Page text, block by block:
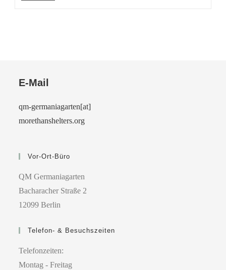
E-Mail
qm-germaniagarten[at]
morethanshelters.org
Vor-Ort-Büro
QM Germaniagarten
Bacharacher Straße 2
12099 Berlin
Telefon- & Besuchszeiten
Telefonzeiten:
Montag - Freitag